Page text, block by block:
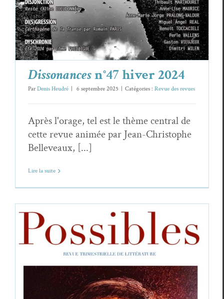
Dissonancesn°47 hiver 2024
ParDenis Heudré 6 septembre 2025 Catégories : Revue des revues
Après l'orage, tel est le thème central de
cette revue animée par Jean-Christophe
Belleveaux, [...]
Lire la suite